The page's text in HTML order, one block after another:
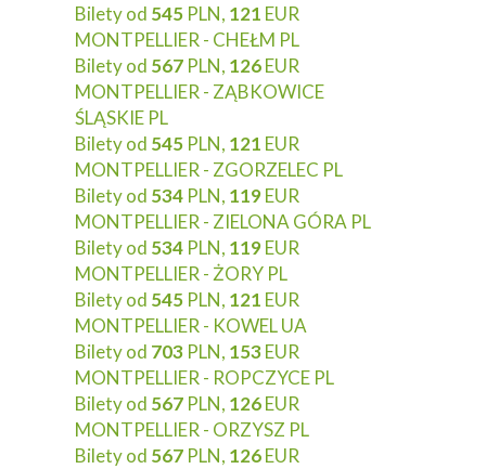
Bilety od 545 PLN, 121 EUR
MONTPELLIER - CHEŁM PL
Bilety od 567 PLN, 126EUR
MONTPELLIER - ZĄBKOWICE
ŚLĄSKIE PL
Bilety od 545 PLN, 121 EUR
MONTPELLIER - ZGORZELEC PL
Bilety od 534 PLN, 119EUR
MONTPELLIER - ZIELONA GÓRA PL
Bilety od 534 PLN, 119EUR
MONTPELLIER - ŻORY PL
Bilety od 545 PLN, 121 EUR
MONTPELLIER - KOWEL UA
Bilety od 703 PLN, 153EUR
MONTPELLIER - ROPCZYCE PL
Bilety od 567 PLN, 126EUR
MONTPELLIER - ORZYSZ PL
Bilety od 567 PLN, 126EUR